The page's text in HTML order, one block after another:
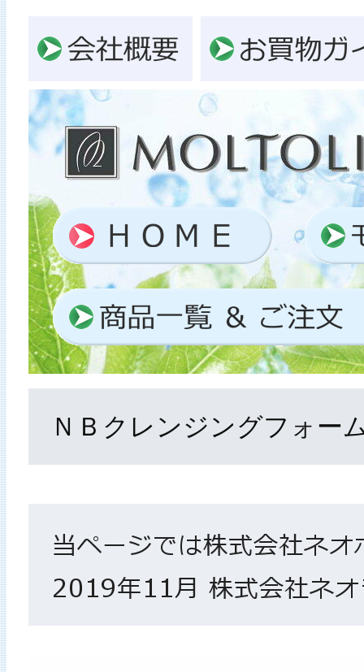
ＮＢクレンジングフォー